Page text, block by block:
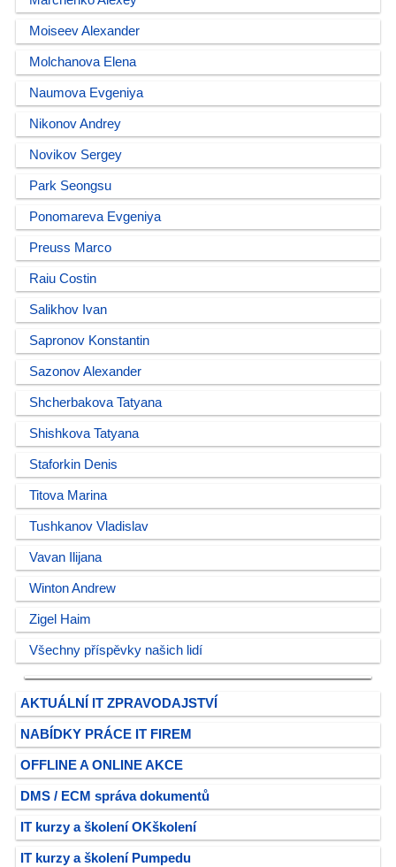
Moiseev Alexander
Molchanova Elena
Naumova Evgeniya
Nikonov Andrey
Novikov Sergey
Park Seongsu
Ponomareva Evgeniya
Preuss Marco
Raiu Costin
Salikhov Ivan
Sapronov Konstantin
Sazonov Alexander
Shcherbakova Tatyana
Shishkova Tatyana
Staforkin Denis
Titova Marina
Tushkanov Vladislav
Vavan Ilijana
Winton Andrew
Zigel Haim
Všechny příspěvky našich lidí
AKTUÁLNÍ IT ZPRAVODAJSTVÍ
NABÍDKY PRÁCE IT FIREM
OFFLINE A ONLINE AKCE
DMS / ECM správa dokumentů
IT kurzy a školení OKškolení
IT kurzy a školení Pumpedu